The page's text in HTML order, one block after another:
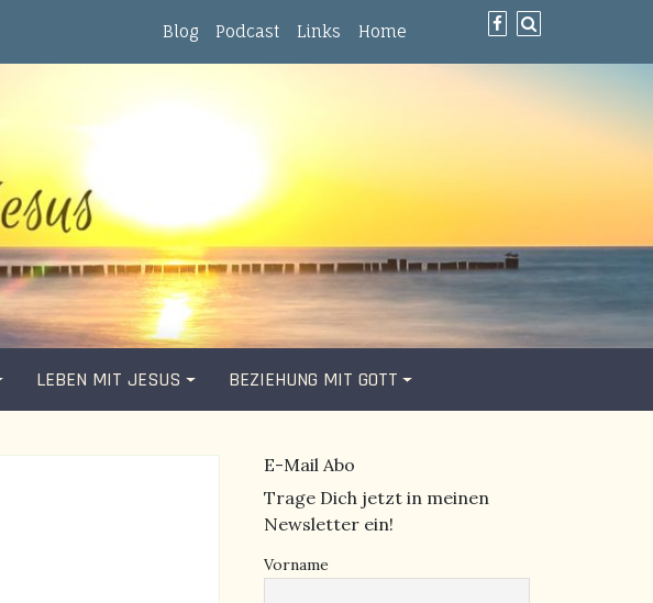
Blog Podcast Links Home
LEBEN MIT JESUS BEZIEHUNG MIT GOTT
E-Mail Abo
Trage Dich jetzt in meinen
Newsletter ein!
Vorname